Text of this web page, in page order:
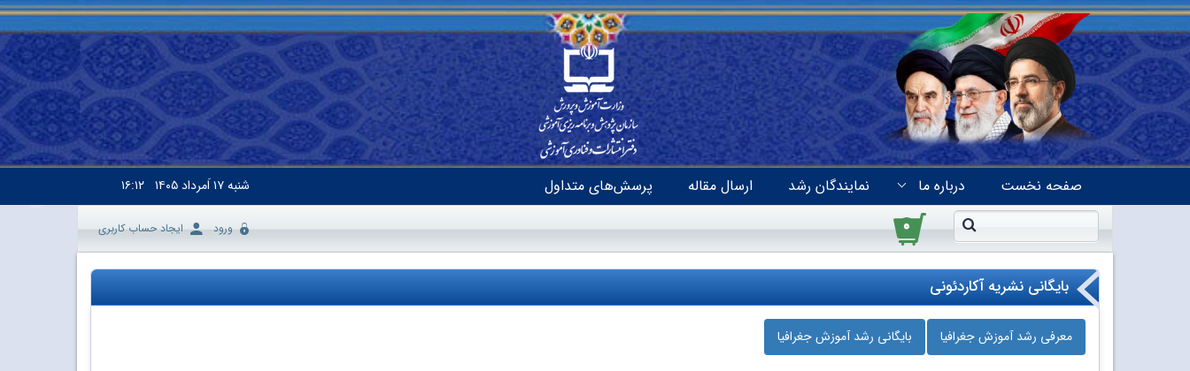
صفحه نخست درباره ما نمایندگان رشد ارسال مقاله پرسش‌های متداول شنبه۱۷ اَمرداد ۱۴۰۵ ۱۶:۱۲
۰ ورود ایجاد حساب کاربری
بایگانی نشریه آکاردئونی
معرفی رشد آموزش جغرافیا بایگانی رشد آموزش جغرافیا